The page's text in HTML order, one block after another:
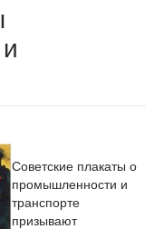
Советские плакаты о
промышленности и
транспорте
призывают